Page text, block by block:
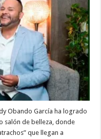
Obando García ha logrado
salón de belleza, donde
que llegan a